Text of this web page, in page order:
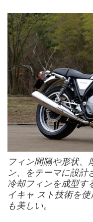
フィン間隔や形状、
ン、をテーマに設
冷却フィンを成型す
イキャ スト技術を
も美しい。